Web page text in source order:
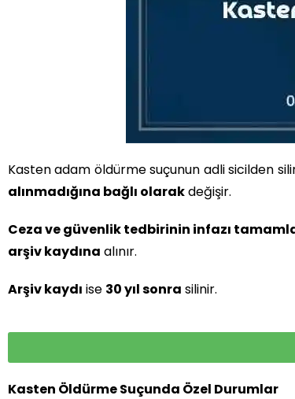
Kasten adam öldürme suçunun adli sicilden
alınmadığına bağlı olarakdeğişir.
Ceza ve güvenlik tedbirinin infazı
arşiv kaydına alınır.
Arşiv kaydı ise 30 yıl sonra silinir.
Kasten Öldürme Suçunda Özel Durumlar